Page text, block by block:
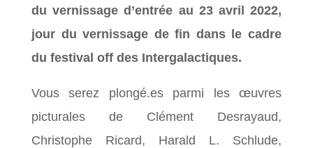
du vernissage d’entrée au 23 avril 2022,
jour du vernissage de fin dans le cadre
du festival off des Intergalactiques.
Vous serez plongé.es parmi les œuvres
picturales de Clément Desrayaud,
Christophe Ricard, Harald L. Schlude,